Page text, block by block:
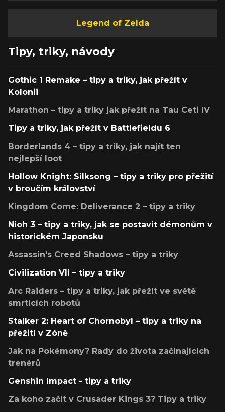
Legend of Zelda
Tipy, triky, návody
Gothic 1 Remake – tipy a triky, jak přežít v
Kolonii
Marathon – tipy a triky jak přežít na Tau Ceti IV
Tipy a triky, jak přežít v Battlefieldu 6
Borderlands 4 – tipy a triky, jak najít ten
nejlepší loot
Hollow Knight: Silksong – tipy a triky pro přežití
v broučím království
Kingdom Come: Deliverance 2 – tipy a triky
Nioh 3 – tipy a triky, jak se postavit démonům v
historickém Japonsku
Assassin's Creed Shadows – tipy a triky
Civilization VII – tipy a triky
Arc Raiders – tipy a triky, jak přežít ve světě
smrtících robotů
Stalker 2: Heart of Chornobyl – tipy a triky na
přežití v Zóně
Jak na Pokémony? Rady do života začínajících
trenérů
Genshin Impact - tipy a triky
Za koho začít v Crusader Kings 3? Tipy a triky